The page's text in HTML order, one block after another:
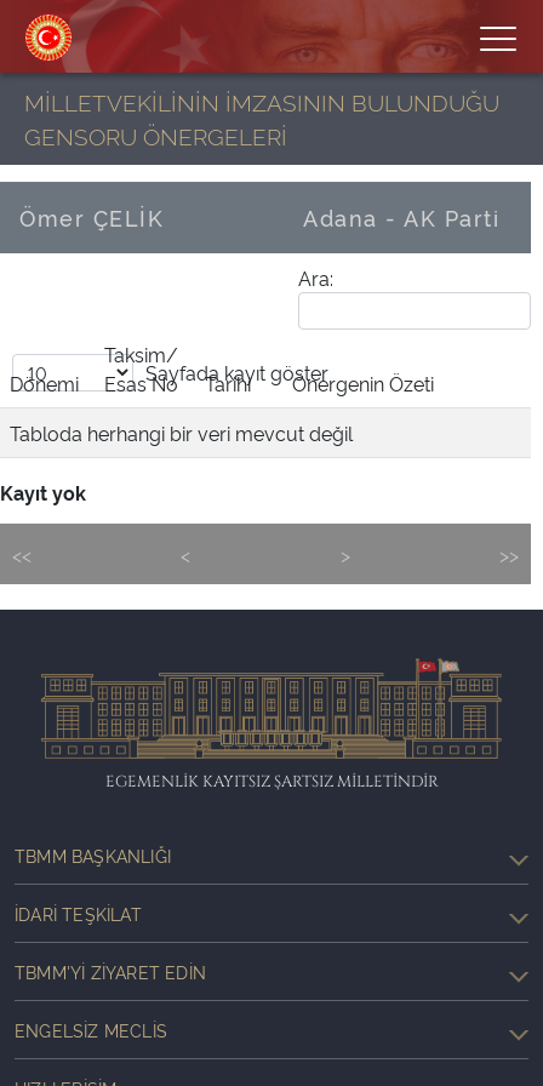
MİLLETVEKİLİNİN İMZASININ BULUNDUĞU
GENSORU ÖNERGELERİ
Ömer ÇELİK Adana - AK Parti
Ara:
Sayfada kayıt göster
Dönemi
Taksim/
Esas No
Tarihi
Önergenin Özeti
Tabloda herhangi bir veri mevcut değil
Kayıt yok
<< < > >>
EGEMENLİK KAYITSIZ ŞARTSIZ MİLLETİNDİR
TBMM BAŞKANLIĞI
İDARI TEŞKILAT
TBMM'YI ZIYARET EDIN
ENGELSIZ MECLIS